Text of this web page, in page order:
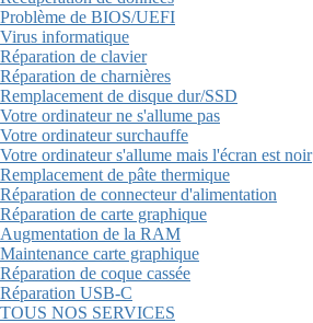
Problème de BIOS/UEFI
Virus informatique
Réparation de clavier
Réparation de charnières
Remplacement de disque dur/SSD
Votre ordinateur ne s'allume pas
Votre ordinateur surchauffe
Votre ordinateur s'allume mais l'écran est noir
Remplacement de pâte thermique
Réparation de connecteur d'alimentation
Réparation de carte graphique
Augmentation de la RAM
Maintenance carte graphique
Réparation de coque cassée
Réparation USB-C
TOUS NOS SERVICES